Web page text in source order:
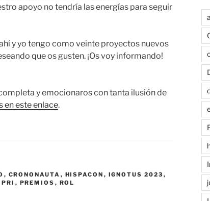
apoyo no tendría las energías para seguir
y yo tengo como veinte proyectos nuevos
que os gusten. ¡Os voy informando!
y emocionaros con tanta ilusión de
en este enlace.
, CRONONAUTA , HISPACON , IGNOTUS 2023 ,
, PREMIOS , ROL